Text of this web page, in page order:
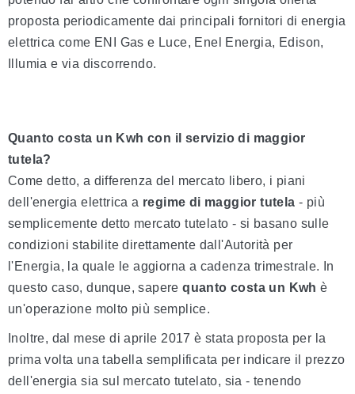
proposta periodicamente dai principali fornitori di energia
elettrica come ENI Gas e Luce, Enel Energia, Edison,
Illumia e via discorrendo.
Quanto costa un Kwh con il servizio di maggior
tutela?
Come detto, a differenza del mercato libero, i piani
dell'energia elettrica a regime di maggior tutela - più
semplicemente detto mercato tutelato - si basano sulle
condizioni stabilite direttamente dall'Autorità per
l'Energia, la quale le aggiorna a cadenza trimestrale. In
questo caso, dunque, saperequanto costa un Kwh è
un'operazione molto più semplice.
Inoltre, dal mese di aprile 2017 è stata proposta per la
prima volta una tabella semplificata per indicare il prezzo
dell'energia sia sul mercato tutelato, sia - tenendo